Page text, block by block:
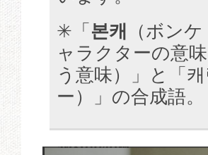
✳︎「 본캐
（ボン
ャラクターの意
う意味）」と「
ー）」の合成語。